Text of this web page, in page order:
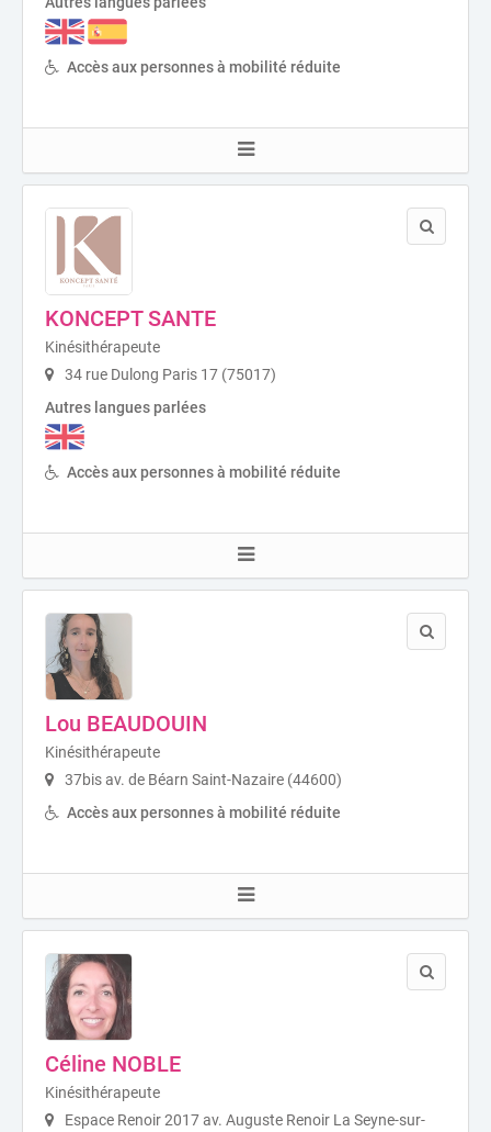
Accès aux personnes à mobilité réduite
KONCEPT SANTE
Kinésithérapeute
34 rue Dulong Paris 17 (75017)
Autres langues parlées
Accès aux personnes à mobilité réduite
Lou BEAUDOUIN
Kinésithérapeute
37bis av. de Béarn Saint-Nazaire (44600)
Accès aux personnes à mobilité réduite
Céline NOBLE
Kinésithérapeute
Espace Renoir 2017 av. Auguste Renoir La Seyne-sur-